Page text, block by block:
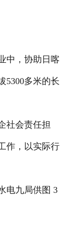
中，协助日喀
5300多米的长
社会责任担
作，以实际行
电九局供图 3